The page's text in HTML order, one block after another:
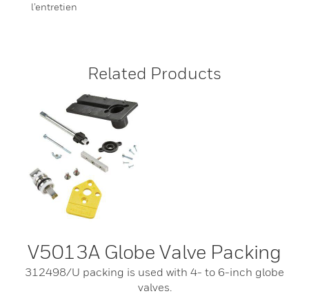
l’entretien
Related Products
V5013A Globe Valve Packing
312498/U packing is used with 4- to 6-inch globe
valves.